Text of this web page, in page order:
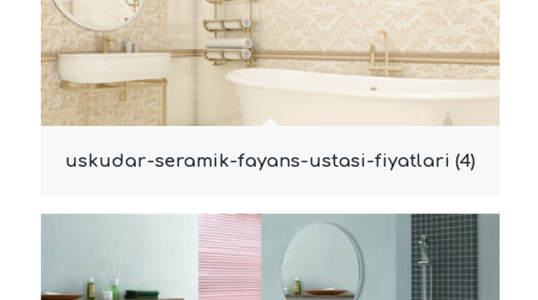
uskudar-seramik-fayans-ustasi-fiyatlari (4)